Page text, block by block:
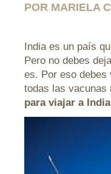
POR MARIELA
India es un país
Pero no debes
es. Por eso debes
todas las vacunas
para viajar a India